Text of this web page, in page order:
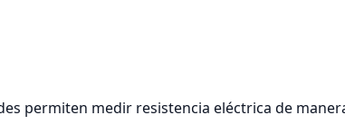
permiten medir resistencia eléctrica de